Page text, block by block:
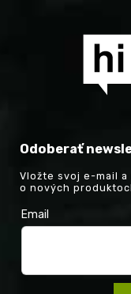
Odoberať
Vložte svoj e-mail a
o nových
Email